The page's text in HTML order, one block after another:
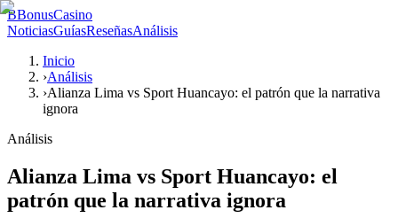
BBonusCasino
NoticiasGuíasReseñasAnálisis
Inicio
›Análisis
›Alianza Lima vs Sport Huancayo: el patrón que la narrativa
ignora
Análisis
Alianza Lima vs Sport Huancayo: el
patrón que la narrativa ignora